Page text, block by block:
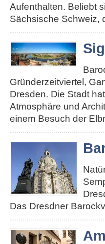
Aufenthalten. Beliebt
Sächsische Schweiz,
Gründerzeitviertel,
Dresden. Die Stadt
Atmosphäre und
einem Besuch der
Das Dresdner